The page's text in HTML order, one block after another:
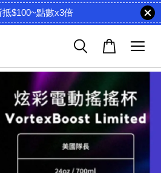
$100~點數x3倍